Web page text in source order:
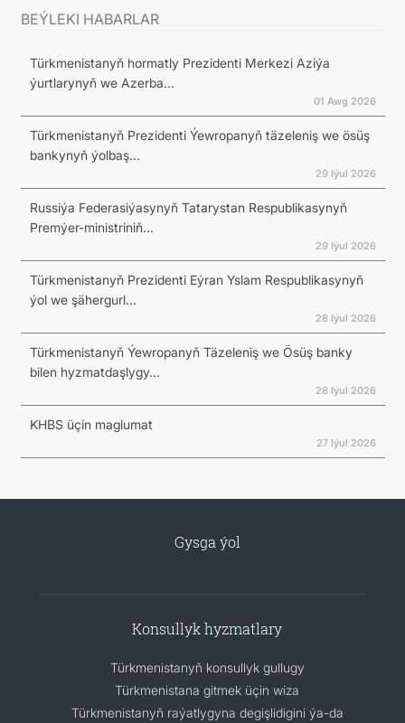
BEÝLEKI HABARLAR
Türkmenistanyň hormatly Prezidenti Merkezi Aziýa
ýurtlarynyň we Azerba...
01 Awg 2026
Türkmenistanyň Prezidenti Ýewropanyň täzeleniş we ösüş
bankynyň ýolbaş...
29 Iýul 2026
Russiýa Federasiýasynyň Tatarystan Respublikasynyň
Premýer-ministriniň...
29 Iýul 2026
Türkmenistanyň Prezidenti Eýran Yslam Respublikasynyň
ýol we şähergurl...
28 Iýul 2026
Türkmenistanyň Ýewropanyň Täzeleniş we Ösüş banky
bilen hyzmatdaşlygy...
28 Iýul 2026
KHBS üçin maglumat
27 Iýul 2026
Gysga ýol
Konsullyk hyzmatlary
Türkmenistanyň konsullyk gullugy
Türkmenistana gitmek üçin wiza
Türkmenistanyň raýatlygyna degişlidigini ýa-da